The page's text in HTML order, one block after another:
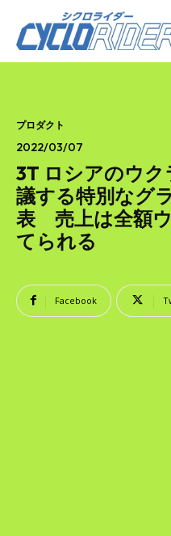
プロダクト
2022/03/07
3T ロシアのウ
議する特別なグ
表 売上は全額
てられる
Facebook